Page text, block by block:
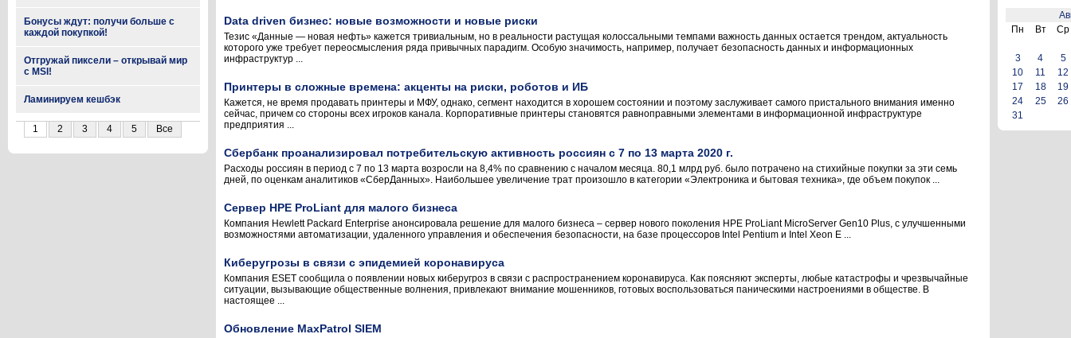
Бонусы ждут: получи больше с
каждой покупкой!
Отгружай пиксели – открывай мир
с MSI!
Ламинируем кешбэк
1 2 3 4 5 Все
Data driven бизнес: новые возможности и новые риски
Тезис «Данные — новая нефть» кажется тривиальным, но в реальности растущая колоссальными темпами важность данных остается трендом, актуальность
которого уже требует переосмысления ряда привычных парадигм. Особую значимость, например, получает безопасность данных и информационных
инфраструктур ...
Принтеры в сложные времена: акценты на риски, роботов и ИБ
Кажется, не время продавать принтеры и МФУ, однако, сегмент находится в хорошем состоянии и поэтому заслуживает самого пристального внимания именно
сейчас, причем со стороны всех игроков канала. Корпоративные принтеры становятся равноправными элементами в информационной инфраструктуре
предприятия ...
Сбербанк проанализировал потребительскую активность россиян с 7 по 13 марта 2020 г.
Расходы россиян в период с 7 по 13 марта возросли на 8,4% по сравнению с началом месяца. 80,1 млрд руб. было потрачено на стихийные покупки за эти семь
дней, по оценкам аналитиков «СберДанных». Наибольшее увеличение трат произошло в категории «Электроника и бытовая техника», где объем покупок ...
Сервер HPE ProLiant для малого бизнеса
Компания Hewlett Packard Enterprise анонсировала решение для малого бизнеса – сервер нового поколения HPE ProLiant MicroServer Gen10 Plus, с улучшенными
возможностями автоматизации, удаленного управления и обеспечения безопасности, на базе процессоров Intel Pentium и Intel Xeon E ...
Киберугрозы в связи с эпидемией коронавируса
Компания ESET сообщила о появлении новых киберугроз в связи с распространением коронавируса. Как поясняют эксперты, любые катастрофы и чрезвычайные
ситуации, вызывающие общественные волнения, привлекают внимание мошенников, готовых воспользоваться паническими настроениями в обществе. В
настоящее ...
Обновление MaxPatrol SIEM
Пн
Вт Ср
3 4
5
10
11
12
17
18
19
24
25
26
31